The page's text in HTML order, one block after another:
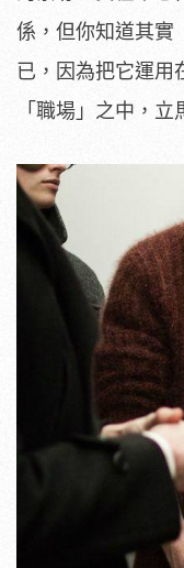
係，但你知道其實
已，因為把它運用
「職場」之中，立